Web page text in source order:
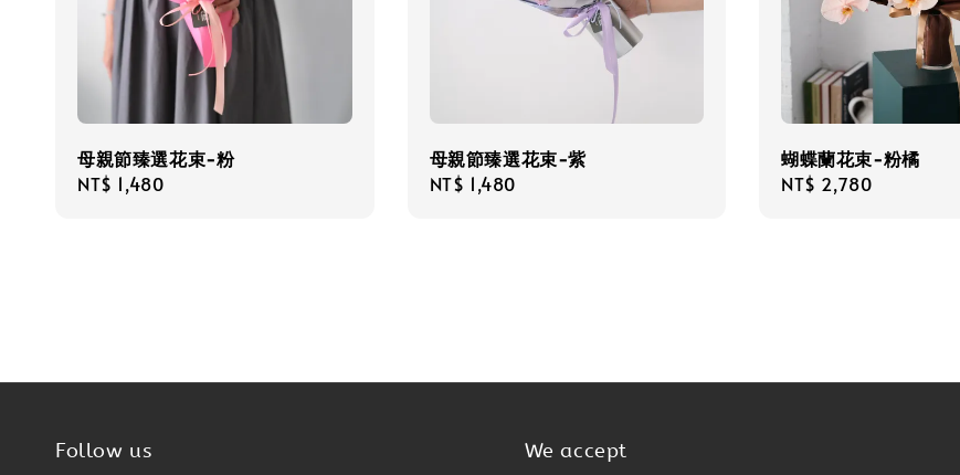
母親節臻選花束-粉
Regular
NT$ 1,480
母親節臻選花束-紫
Regular
NT$ 1,480
蝴蝶蘭花束-粉橘
Regular
NT$ 2,780
Follow us We accept